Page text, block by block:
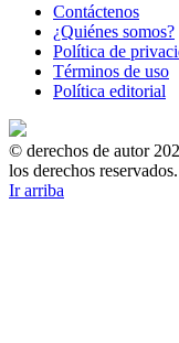
Contáctenos
¿Quiénes somos?
Política de
Términos de uso
Política editorial
© derechos de autor
los derechos reservados.
Ir arriba